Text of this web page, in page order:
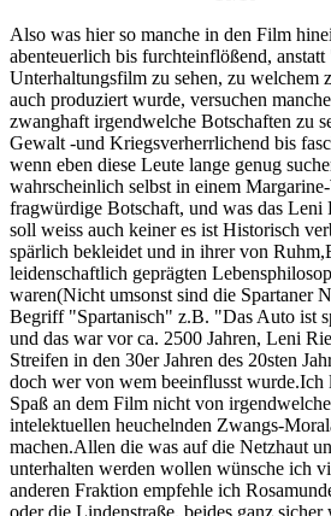
Also was hier so manche in den Film
abenteuerlich bis furchteinflößend,
Unterhaltungsfilm zu sehen, zu welchem
auch produziert wurde, versuchen
zwanghaft irgendwelche Botschaften zu
Gewalt -und Kriegsverherrlichend bis
wenn eben diese Leute lange genug
wahrscheinlich selbst in einem
fragwürdige Botschaft, und was das Leni
soll weiss auch keiner es ist Historisch
spärlich bekleidet und in ihrer von
leidenschaftlich geprägten
waren(Nicht umsonst sind die Spartaner
Begriff "Spartanisch" z.B. "Das Auto ist
und das war vor ca. 2500 Jahren, Leni
Streifen in den 30er Jahren des 20sten
doch wer von wem beeinflusst wurde.Ich
Spaß an dem Film nicht von
intelektuellen heuchelnden Zwangs-
machen.Allen die was auf die Netzhaut
unterhalten werden wollen wünsche ich
anderen Fraktion empfehle ich
oder die Lindenstraße, beides ganz sicher